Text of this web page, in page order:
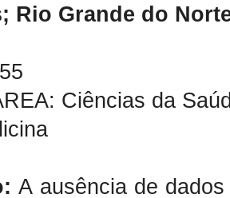
Rio Grande do
Ciências da
A ausência de